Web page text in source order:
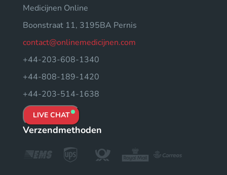
Medicijnen Online
Boonstraat 11, 3195BA Pernis
contact@onlinemedicijnen.com
+44-203-608-1340
+44-808-189-1420
+44-203-514-1638
LIVE CHAT
Verzendmethoden